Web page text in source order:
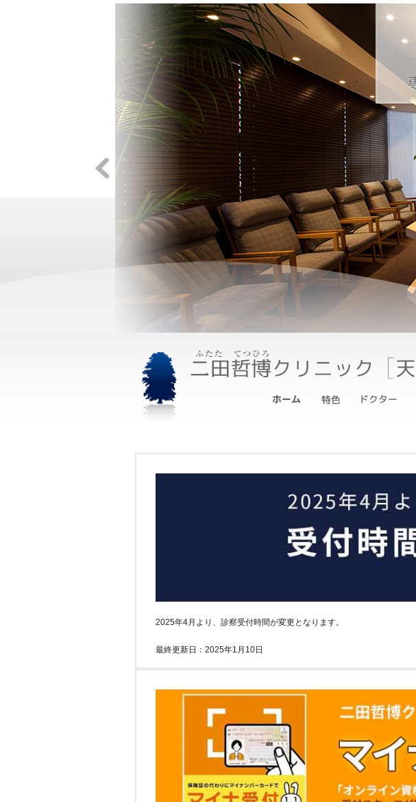
2025年4月より、診察受付時間が変更となります。
最終更新日：2025年1月10日